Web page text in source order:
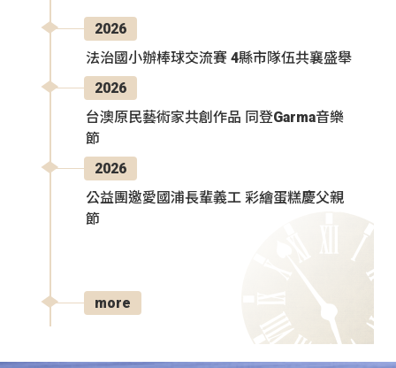
2026
法治國小辦棒球交流賽 4縣市隊伍共襄盛舉
2026
台澳原民藝術家共創作品 同登Garma音樂
節
2026
公益團邀愛國浦長輩義工 彩繪蛋糕慶父親
節
more